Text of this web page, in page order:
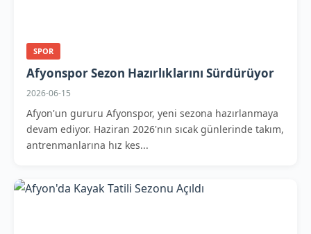
SPOR
Afyonspor Sezon Hazırlıklarını Sürdürüyor
2026-06-15
Afyon'un gururu Afyonspor, yeni sezona hazırlanmaya
devam ediyor. Haziran 2026'nın sıcak günlerinde takım,
antrenmanlarına hız kes...